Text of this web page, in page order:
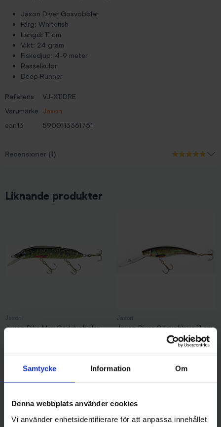
Samtycke Information Om
Denna webbplats använder cookies
Vi använder enhetsidentifierare för att anpassa innehållet
Jaxon Diver Gösvobbler
Färg: Whitefish
Längd: 11 cm
Vikt: 24 gram
Fiskedjup: 4-9 meter
Rasselkulor
Deep Runner
Referens
VJ-X11DRE
Varumärke Jaxon
ean13
5900113361751
Recensioner (1)
Liknande produkter
Jaxon Pike Max Gäddvobbler
Jaxon Diver Gösvobbler 11 cm
Andra gillade även